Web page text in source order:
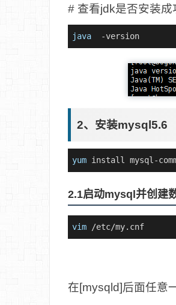
# 查看jdk是否安装成
java
  -version
2、安装mysql5.6
yum install mysql-
2.1启动mysql并创建
vim /etc/my.cnf
在[mysqld]后面任意